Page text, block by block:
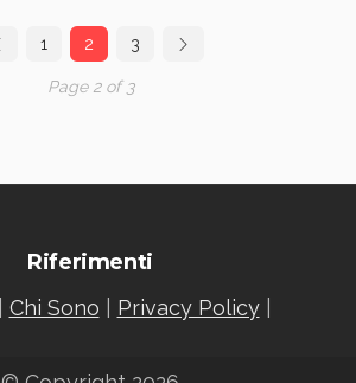
1 2 3
Page 2 of 3
Riferimenti
Chi Sono Privacy Policy|